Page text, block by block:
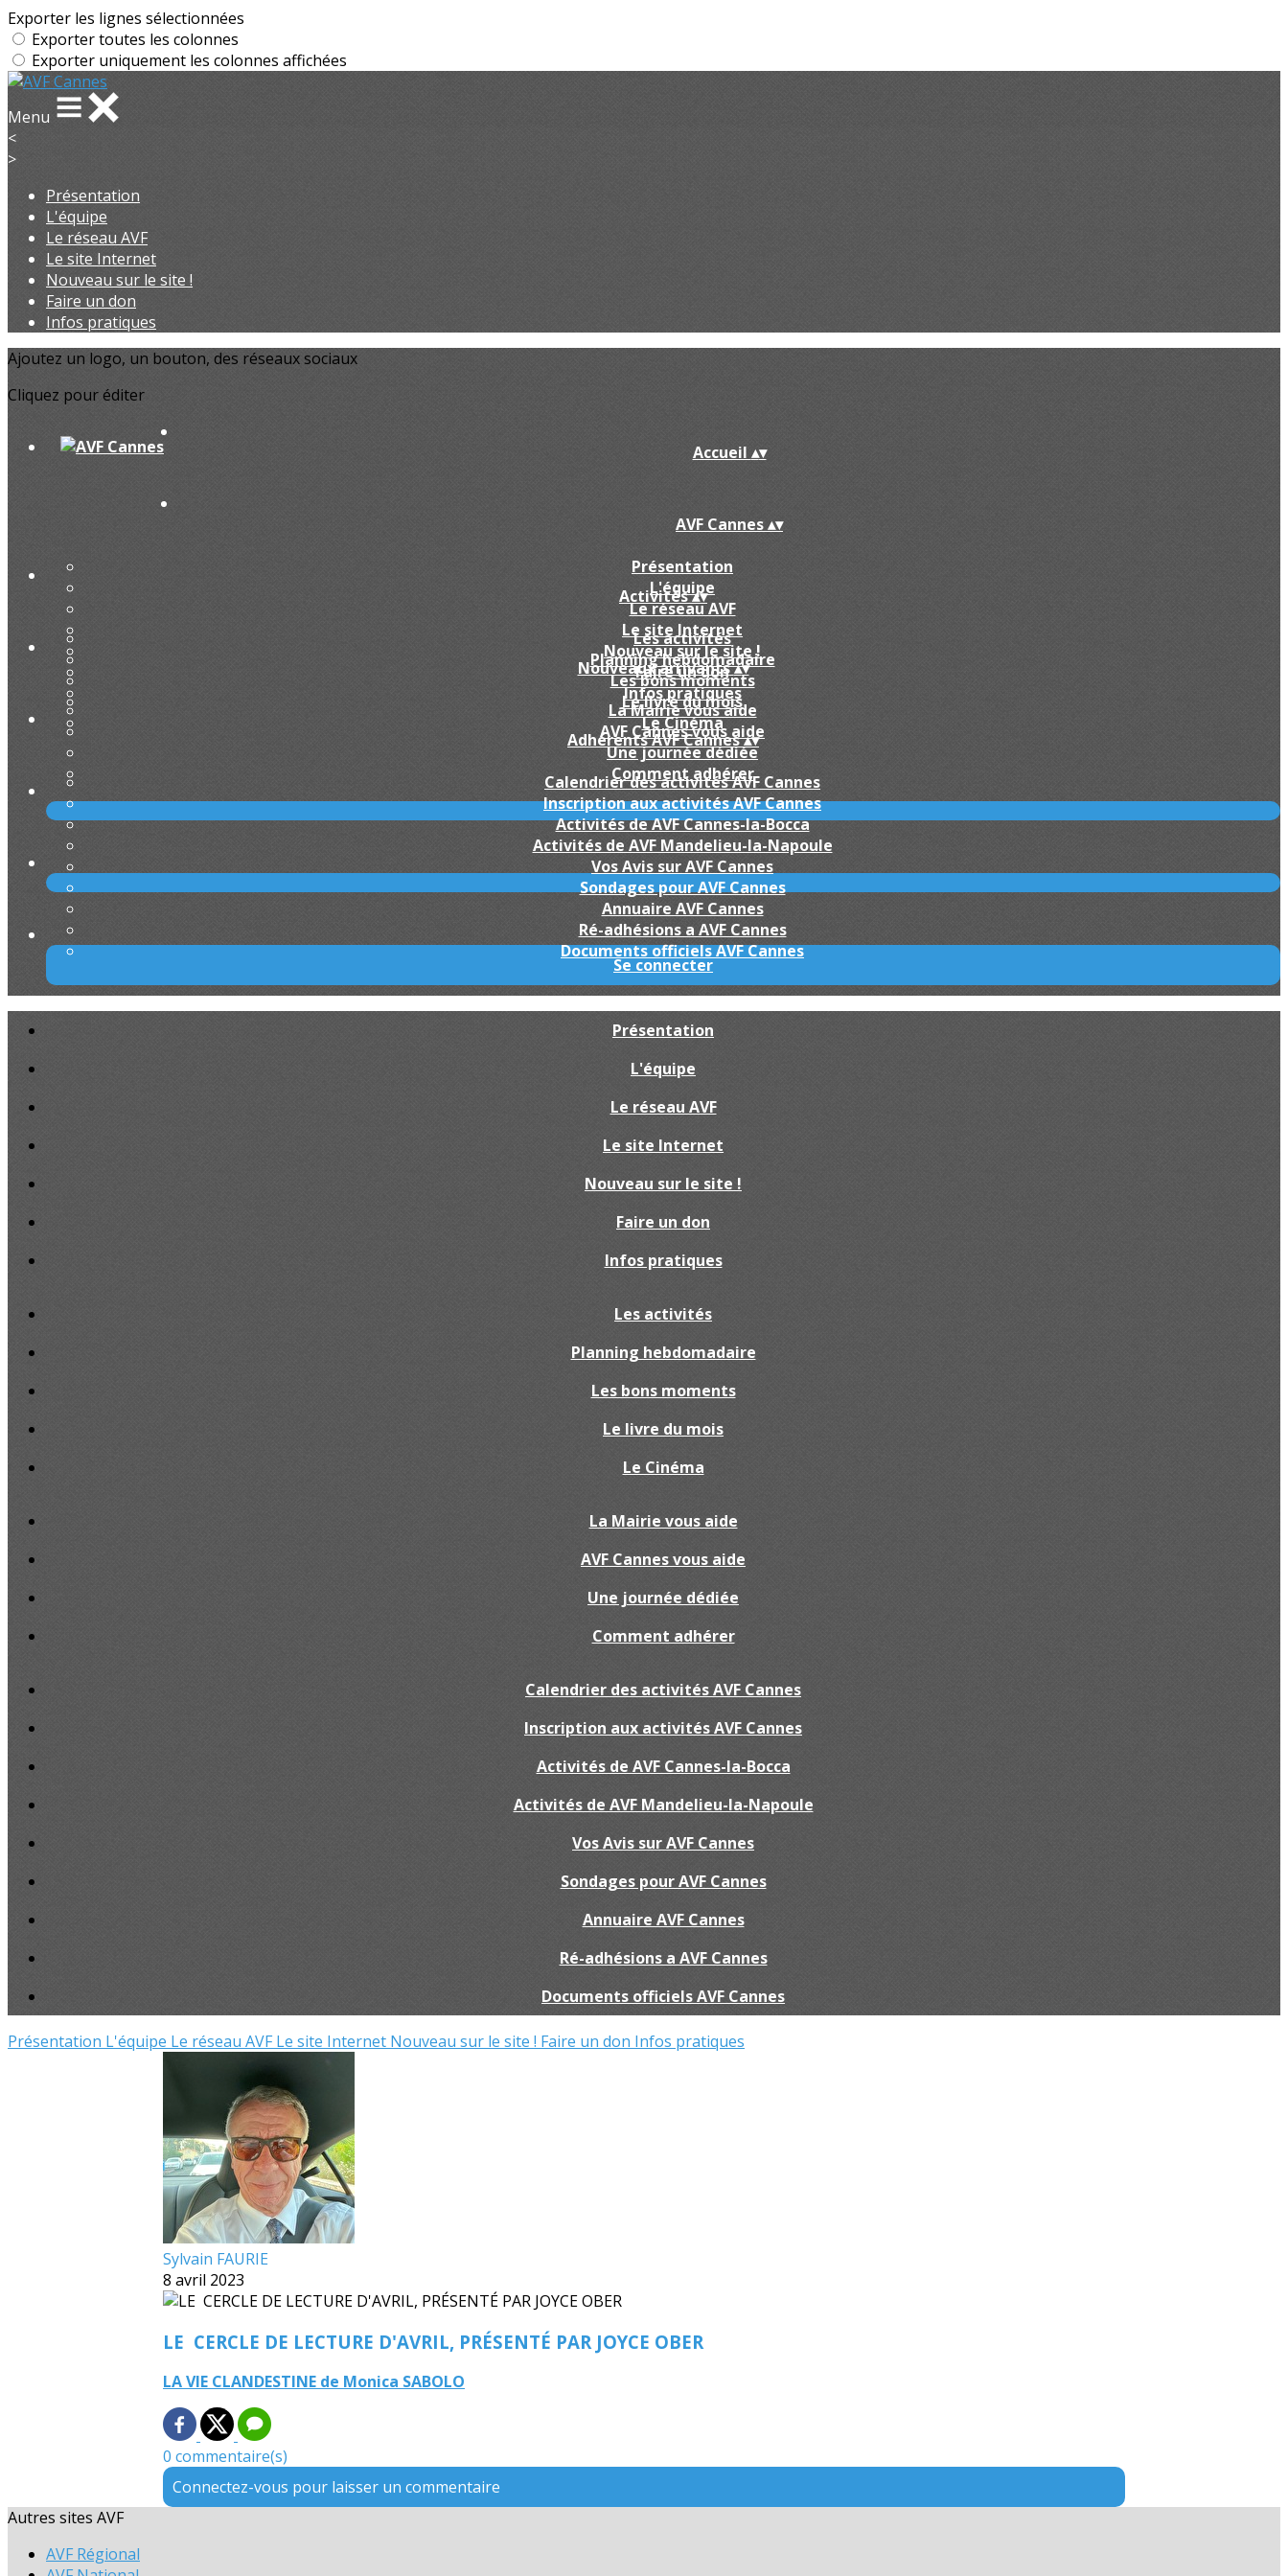
Exporter les lignes sélectionnées
Exporter toutes les colonnes
Exporter uniquement les colonnes affichées
Menu
<
>
Présentation
L'équipe
Le réseau AVF
Le site Internet
Nouveau sur le site !
Faire un don
Infos pratiques
Ajoutez un logo, un bouton, des réseaux sociaux
Cliquez pour éditer
Accueil ▴▾
AVF Cannes▴▾
Présentation
L'équipe
Le réseau AVF
Le site Internet
Nouveau sur le site !
Faire un don
Infos pratiques
Activités▴▾
Les activités
Planning hebdomadaire
Les bons moments
Le livre du mois
Le Cinéma
Nouveaux arrivants▴▾
La Mairie vous aide
AVF Cannes vous aide
Une journée dédiée
Comment adhérer
Adhérents AVF Cannes▴▾
Calendrier des activités AVF Cannes
Inscription aux activités AVF Cannes
Activités de AVF Cannes-la-Bocca
Activités de AVF Mandelieu-la-Napoule
Vos Avis sur AVF Cannes
Sondages pour AVF Cannes
Annuaire AVF Cannes
Ré-adhésions a AVF Cannes
Documents officiels AVF Cannes
Se connecter
Présentation
L'équipe
Le réseau AVF
Le site Internet
Nouveau sur le site !
Faire un don
Infos pratiques
Les activités
Planning hebdomadaire
Les bons moments
Le livre du mois
Le Cinéma
La Mairie vous aide
AVF Cannes vous aide
Une journée dédiée
Comment adhérer
Calendrier des activités AVF Cannes
Inscription aux activités AVF Cannes
Activités de AVF Cannes-la-Bocca
Activités de AVF Mandelieu-la-Napoule
Vos Avis sur AVF Cannes
Sondages pour AVF Cannes
Annuaire AVF Cannes
Ré-adhésions a AVF Cannes
Documents officiels AVF Cannes
Présentation L'équipe Le réseau AVF Le site Internet Nouveau sur le site ! Faire un don Infos pratiques
Sylvain FAURIE
8 avril 2023
LE CERCLE DE LECTURE D'AVRIL, PRÉSENTÉ PAR JOYCE OBER
LA VIE CLANDESTINE de Monica SABOLO
0 commentaire(s)
Connectez-vous pour laisser un commentaire
Autres sites AVF
AVF Régional